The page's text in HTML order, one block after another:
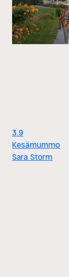
3.9
Kesämummo
Sara Storm